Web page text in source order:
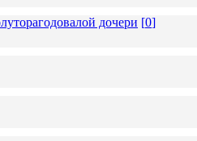
дочери [0]